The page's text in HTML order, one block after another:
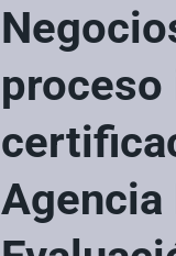
proceso
Agencia